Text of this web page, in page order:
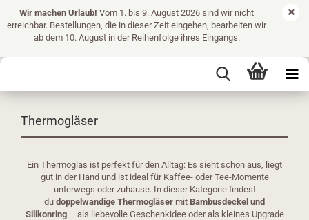
Wir machen Urlaub! Vom 1. bis 9. August 2026 sind wir nicht
erreichbar. Bestellungen, die in dieser Zeit eingehen, bearbeiten wir
ab dem 10. August in der Reihenfolge ihres Eingangs.
Thermogläser
Ein Thermoglas ist perfekt für den Alltag: Es sieht schön aus, liegt
gut in der Hand und ist ideal für Kaffee- oder Tee-Momente
unterwegs oder zuhause. In dieser Kategorie findest
du doppelwandige Thermogläser mit Bambusdeckel und
Silikonring– als liebevolle Geschenkidee oder als kleines Upgrade